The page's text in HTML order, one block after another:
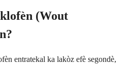
(Wout
entratekal ka lakòz efè segondè,